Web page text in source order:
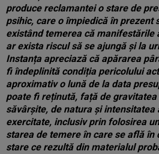
produce reclamantei o stare de
psihic, care o împiedică în prezent
existând temerea că manifestările
ar exista riscul să se ajungă și la
Instanța apreciază că apărarea
fi îndeplinită condiția pericolului
aproximativ o lună de la data
poate fi reținută, față de
săvârșite, de natura și intensitatea
exercitate, inclusiv prin folosirea
starea de temere în care se află în
stare ce rezultă din materialul